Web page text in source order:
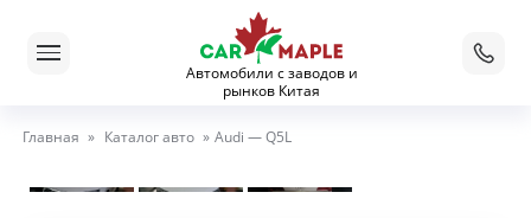
Автомобили с заводов и
рынков Китая
Главная » Каталог авто » Audi — Q5L